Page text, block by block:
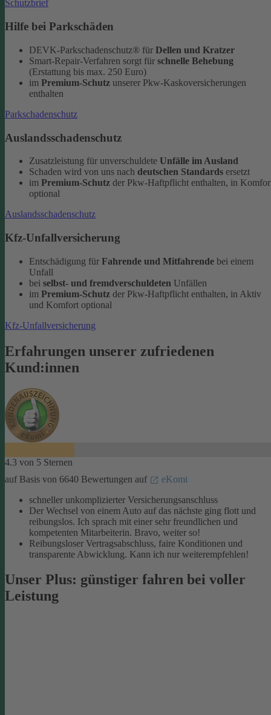
Schutzbrief
Hilfe bei Parkschäden
DEVK-Parkschadenschutz® für Dellen und Kratzer
Smart-Repair-Verfahren sorgt für schnelle Behebung
(Erstattung bis max. 250 Euro)
im Premium-Schutz unserer Pkw-Kaskoversicherungen
enthalten
Parkschadenschutz
Auslandsschadenschutz
Zusatzleistung für unverschuldete Unfälle im Ausland
Schaden wird von uns nach deutschen Standards ersetzt
im Premium-Schutz der Pkw-Haftpflicht enthalten, in
optional
Auslandsschadenschutz
Kfz-Unfallversicherung
Entschädigung für Fahrende und Mitfahrende bei einem
Unfall
bei selbst- und fremdverschuldeten Unfällen
im Premium-Schutz der Pkw-Haftpflicht enthalten, in Aktiv
und Komfort optional
Kfz-Unfallversicherung
Erfahrungen unserer zufriedenen
Kund:innen
4.3 von 5 Sternen
auf Basis von 6640 Bewertungen auf
eKomi
schneller unkomplizierter Versicherungsanschluss
Der Wechsel von einem Auto auf das nächste ging flott und
reibungslos. Ich sprach mit einer sehr freundlichen und
kompetenten Mitarbeiterin. Bravo, weiter so!
Reibungsloser Vertragsabschluss, faire Konditionen und
transparente Abwicklung. Kann ich nur weiterempfehlen!
Unser Plus: günstiger fahren bei voller
Leistung